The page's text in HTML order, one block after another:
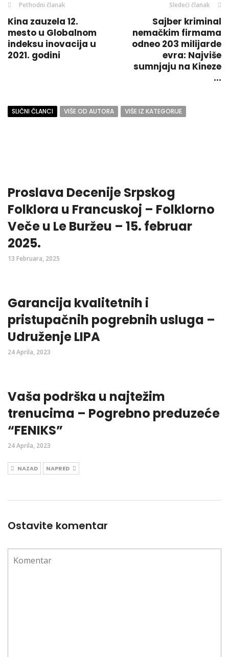
Pethodni članak
Kina zauzela 12.
mesto u Globalnom
indeksu inovacija u
2021. godini
Sledeći članak
Sajber kriminal
nemačkim firmama
odneo 203 milijarde
evra: Najviše
sumnjaju na Kineze
...
SLIČNI ČLANCI VIŠE OD AUTORA VIŠE IZ KATEGORIJE
Proslava Decenije Srpskog
Folklora u Francuskoj – Folklorno
Veče u Le Buržeu – 15. februar
2025.
13 Februara, 2025
Garancija kvalitetnih i
pristupačnih pogrebnih usluga –
Udruženje LIPA
24 Aprila, 2023
Vaša podrška u najtežim
trenucima – Pogrebno preduzeće
“FENIKS”
24 Aprila, 2023
NAZAD NAPRED
Ostavite komentar